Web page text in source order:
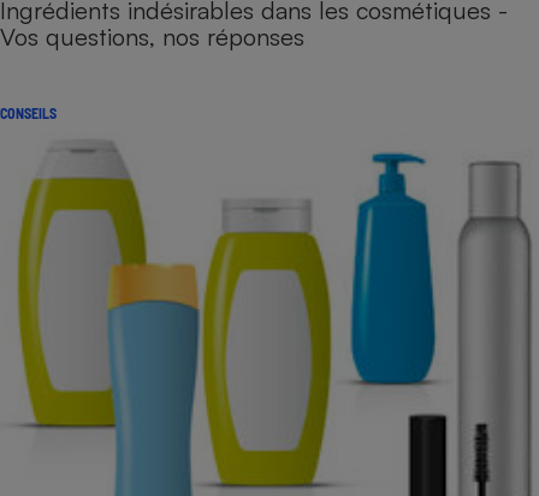
Ingrédients indésirables dans les cosmétiques -
Vos questions, nos réponses
CONSEILS